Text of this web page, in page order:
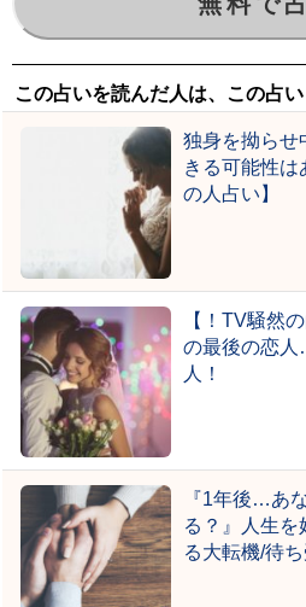
この占いを読んだ人は、この占
独身を拗ら
きる可能性
の人占い】
【！TV騒然
の最後の恋
人！
『1年後…あ
る？』人生
る大転機/待